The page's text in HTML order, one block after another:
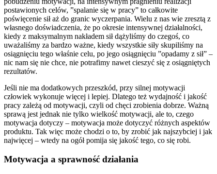
postawionych celów, ”spalanie się w pracy” to całkowite
poświęcenie sił aż do granic wyczerpania. Wielu z nas wie zresztą z
własnego doświadczenia, że po okresie intensywnej działalności,
kiedy z maksymalnym nakładem sił dążyliśmy do czegoś, co
uważaliśmy za bardzo ważne, kiedy wszystkie siły skupiliśmy na
osiągnięciu tego właśnie celu, po jego osiągnięciu ”opadamy z sił” –
nic nam się nie chce, nie potrafimy nawet cieszyć się z osiągniętych
rezultatów.
Jeśli nie ma dodatkowych przeszkód, przy silnej motywacji
człowiek wykonuje więcej i lepiej. Dlatego też wydajność i jakość
pracy zależą od motywacji, czyli od chęci zrobienia dobrze. Ważną
sprawą jest jednak nie tylko wielkość motywacji, ale to, czego
motywacja dotyczy – motywacja może dotyczyć różnych aspektów
produktu. Tak więc może chodzi o to, by zrobić jak najszybciej i jak
najwięcej – wtedy na ogół pomija się jakość tego, co się robi.
Motywacja a sprawność działania